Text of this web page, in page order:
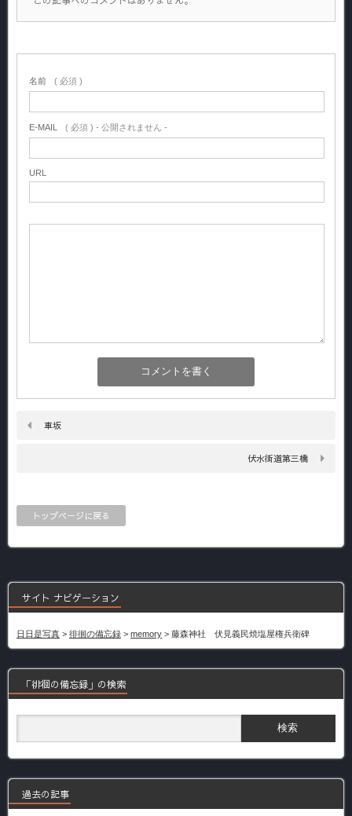
名前 ( 必須 )
E-MAIL ( 必須 ) - 公開されません -
URL
車坂
伏水街道第三橋
トップページに戻る
サイト ナビゲーション
日日是写真 > 徘徊の備忘録 > memory > 藤森神社 伏見義民焼塩屋権兵衛碑
「徘徊の備忘録」の検索
過去の記事